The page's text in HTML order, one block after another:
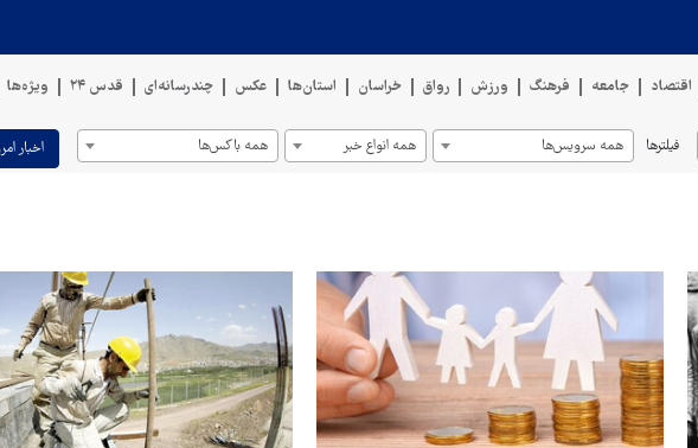
اقتصاد جامعه فرهنگ ورزش رواق خراسان استان‌ها عکس چندرسانه‌ای قدس ۲۴ ویژه‌ها
فیلترها همه سرویس‌ها همه انواع خبر همه باکس‌ها اخبار